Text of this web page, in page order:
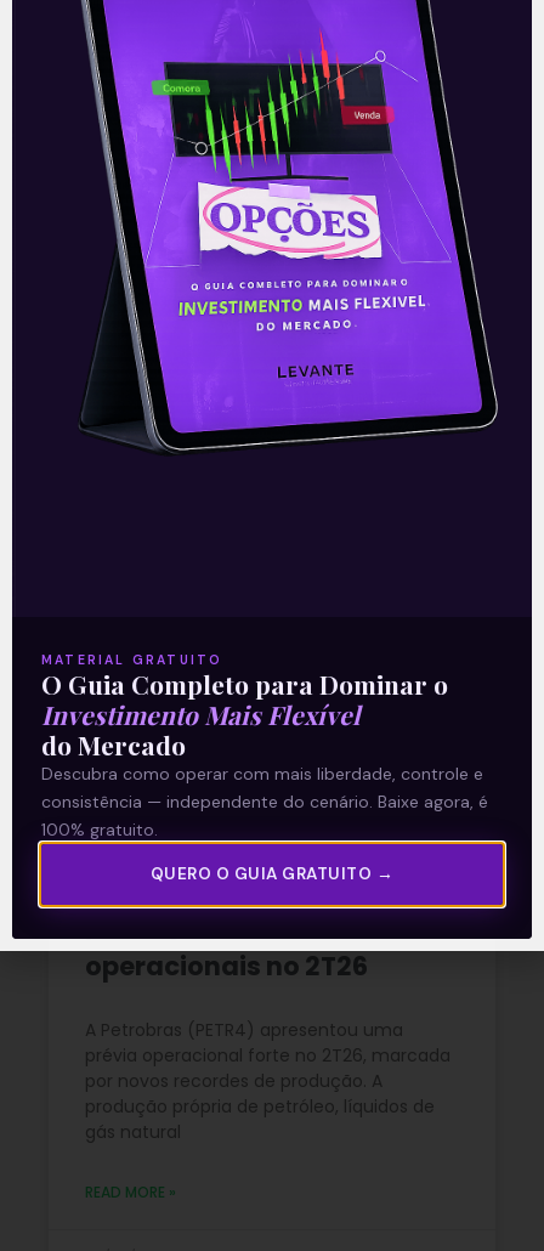
Ouvindo o que o Copom não
disse
A reunião do Comitê de Política Monetária
(Copom) encerrada na quarta-feira (5)
confirmou as expectativas quase
unânimes dos investidores e reduziu a taxa
Selic em
READ MORE »
06/08/2026 Nenhum comentário
READ MORE »
03/08/2026 Nenhum comentário
Petrobras (PETR4) amplia
produção e bate recordes
operacionais no 2T26
A Petrobras (PETR4) apresentou uma
prévia operacional forte no 2T26, marcada
por novos recordes de produção. A
produção própria de petróleo, líquidos de
gás natural
READ MORE »
MATERIAL GRATUITO
O Guia Completo para Dominar o
Investimento Mais Flexível
do Mercado
Descubra como operar com mais liberdade, controle e
consistência — independente do cenário. Baixe agora, é
100% gratuito.
QUERO O GUIA GRATUITO →